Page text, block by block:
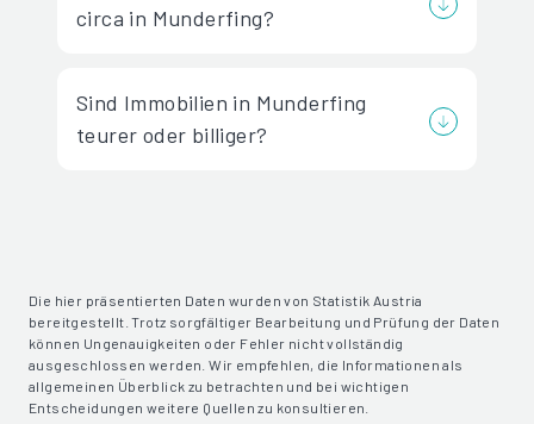
circa in Munderfing?
Sind Immobilien in Munderfing
teurer oder billiger?
Die hier präsentierten Daten wurden von Statistik Austria
bereitgestellt. Trotz sorgfältiger Bearbeitung und Prüfung der Daten
können Ungenauigkeiten oder Fehler nicht vollständig
ausgeschlossen werden. Wir empfehlen, die Informationen als
allgemeinen Überblick zu betrachten und bei wichtigen
Entscheidungen weitere Quellen zu konsultieren.